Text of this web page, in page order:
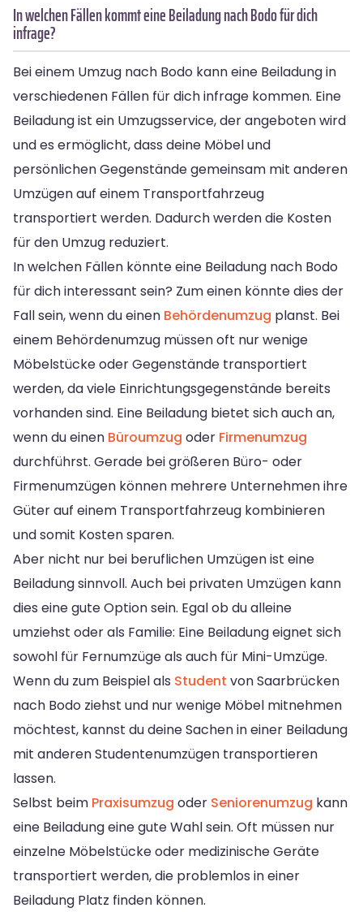
In welchen Fällen kommt eine Beiladung nach Bodo für dich
infrage?
Bei einem Umzug nach Bodo kann eine Beiladung in
verschiedenen Fällen für dich infrage kommen. Eine
Beiladung ist ein Umzugsservice, der angeboten wird
und es ermöglicht, dass deine Möbel und
persönlichen Gegenstände gemeinsam mit anderen
Umzügen auf einem Transportfahrzeug
transportiert werden. Dadurch werden die Kosten
für den Umzug reduziert.
In welchen Fällen könnte eine Beiladung nach Bodo
für dich interessant sein? Zum einen könnte dies der
Fall sein, wenn du einen Behördenumzug planst. Bei
einem Behördenumzug müssen oft nur wenige
Möbelstücke oder Gegenstände transportiert
werden, da viele Einrichtungsgegenstände bereits
vorhanden sind. Eine Beiladung bietet sich auch an,
wenn du einen Büroumzug oder Firmenumzug
durchführst. Gerade bei größeren Büro- oder
Firmenumzügen können mehrere Unternehmen ihre
Güter auf einem Transportfahrzeug kombinieren
und somit Kosten sparen.
Aber nicht nur bei beruflichen Umzügen ist eine
Beiladung sinnvoll. Auch bei privaten Umzügen kann
dies eine gute Option sein. Egal ob du alleine
umziehst oder als Familie: Eine Beiladung eignet sich
sowohl für Fernumzüge als auch für Mini-Umzüge.
Wenn du zum Beispiel als Student von Saarbrücken
nach Bodo ziehst und nur wenige Möbel mitnehmen
möchtest, kannst du deine Sachen in einer Beiladung
mit anderen Studentenumzügen transportieren
lassen.
Selbst beim Praxisumzug oder Seniorenumzug kann
eine Beiladung eine gute Wahl sein. Oft müssen nur
einzelne Möbelstücke oder medizinische Geräte
transportiert werden, die problemlos in einer
Beiladung Platz finden können.